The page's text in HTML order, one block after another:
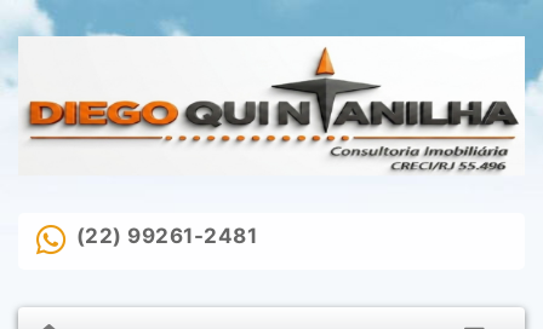
(22) 99261-2481